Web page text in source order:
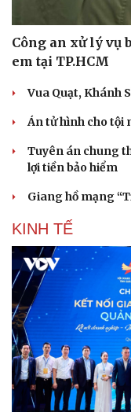
Công an xử lý vụ
em tại TP.HCM
Vua Quạt, Khánh
Án tử hình cho tội
Tuyên án chung
lợi tiền bảo hiểm
Giang hồ mạng
KINH TẾ